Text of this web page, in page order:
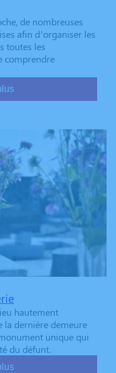
de nombreuses
afin d’organiser les
toutes les
comprendre
hautement
la dernière demeure
unique qui
du défunt.